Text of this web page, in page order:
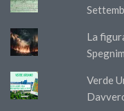
La
Verde